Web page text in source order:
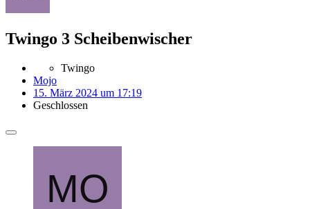
Twingo 3 Scheibenwischer
Twingo
Mojo
15. März 2024 um 17:19
Geschlossen